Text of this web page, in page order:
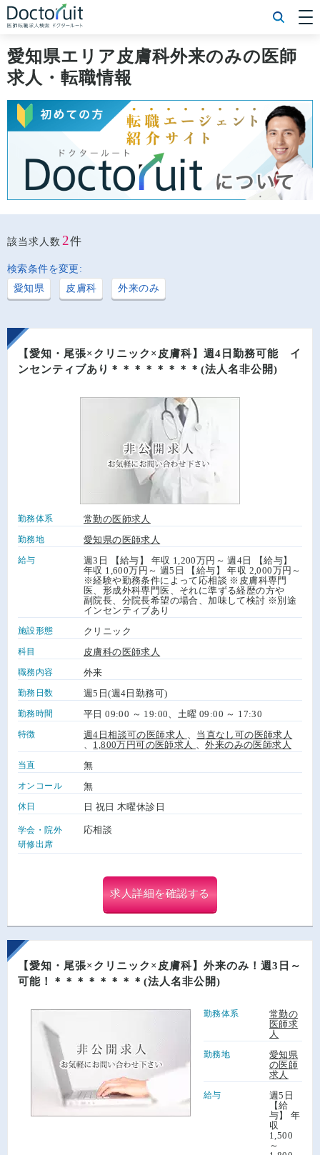
[常勤] 科目から探す
[常勤] 特徴から探す
[非常勤] エリアから探す
[非常勤] 科目から探す
Doctoruit医師転職特集
Doctoruitについて
運営者情報
プライバシーポリシー
愛知県エリア皮膚科外来のみの医師
求人・転職情報
該当求人数 2件
検索条件を変更:
愛知県
皮膚科 外来のみ
【愛知・尾張×クリニック×皮膚科】週4日勤務可能 イ
ンセンティブあり＊＊＊＊＊＊＊＊(法人名非公開)
勤務体系 常勤の医師求人
勤務地 愛知県の医師求人
給与
週3日 【給与】 年収 1,200万円～ 週4日 【給与】
年収 1,600万円～ 週5日 【給与】 年収 2,000万円～
※経験や勤務条件によって応相談 ※皮膚科専門
医、形成外科専門医、それに準ずる経歴の方や
副院長、分院長希望の場合、加味して検討 ※別途
インセンティブあり
施設形態 クリニック
科目 皮膚科の医師求人
職務内容 外来
勤務日数 週5日(週4日勤務可)
勤務時間 平日 09:00 ～ 19:00、土曜 09:00 ～ 17:30
特徴 週4日相談可の医師求人
当直なし可の医師求人
1,800万円可の医師求人 、外来のみの医師求人
当直 無
オンコール 無
休日 日 祝日 木曜休診日
学会・院外
研修出席
応相談
求人詳細を確認する
【愛知・尾張×クリニック×皮膚科】外来のみ！週3日～
可能！＊＊＊＊＊＊＊＊(法人名非公開)
勤務体系
常勤の
医師求
人
勤務地
愛知県
の医師
求人
給与
週5日
【給
与】 年
収
1,500
～